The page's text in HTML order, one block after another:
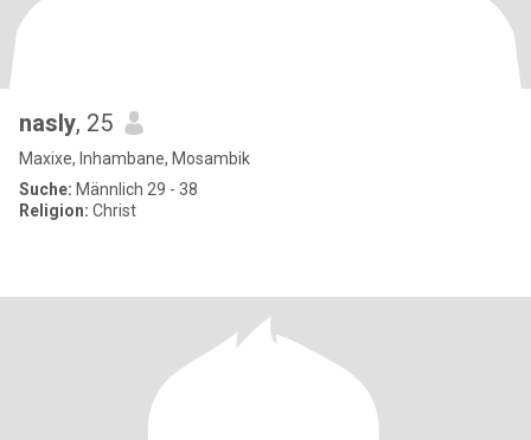
nasly, 25
Maxixe, Inhambane, Mosambik
Suche: Männlich 29 - 38
Religion: Christ